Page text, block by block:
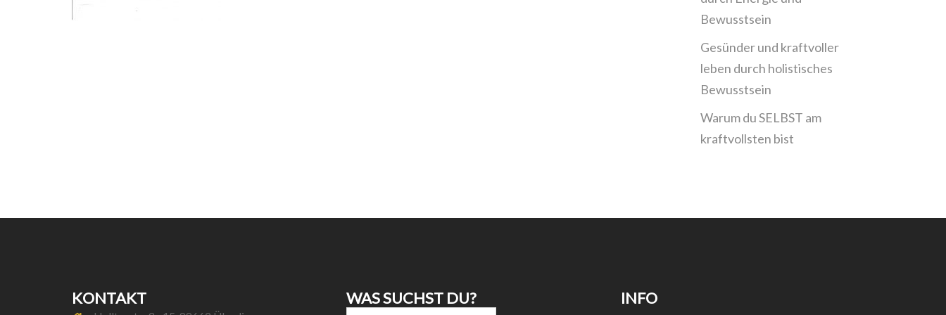
Bewusstsein
Gesünder und kraftvoller
leben durch holistisches
Bewusstsein
Warum du SELBST am
kraftvollsten bist
KONTAKT WAS SUCHST DU? INFO